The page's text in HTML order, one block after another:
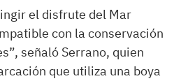
el disfrute del Mar
con la conservación
señaló Serrano, quien
que utiliza una boya